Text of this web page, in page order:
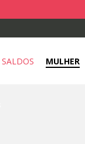
SALDOS MULHER